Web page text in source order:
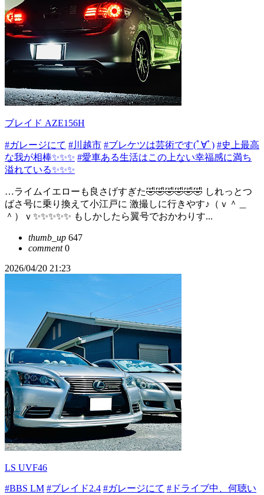
ブレイド AZE156H
#ガレージにて #川越市 #ブレケツは芸術です(ﾟ∀ﾟ) #史上最高
な我が相棒✨✨✨ #愛車ある生活はこの上ない幸福感に満ち
溢れている✨✨✨
…ライムイエローも良さげすぎた🤣🤣🤣🤣🤣🤣 しれっとつ
ばさ号に乗り換えて小江戸に 激撮しに行きやす♪（ｖ＾＿
＾）ｖ✨✨✨✨✨ もしかしたら翼号でおかわりす...
thumb_up 647
comment0
2026/04/20 21:23
LS UVF46
#BBS LM #ブレイド2.4 #ガレージにて #ドライブ中、何聴い